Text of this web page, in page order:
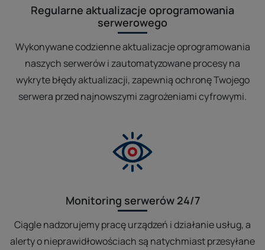
Regularne aktualizacje oprogramowania
serwerowego
Wykonywane codzienne aktualizacje oprogramowania
naszych serwerów i zautomatyzowane procesy na
wykryte błędy aktualizacji, zapewnią ochronę Twojego
serwera przed najnowszymi zagrożeniami cyfrowymi.
Monitoring serwerów 24/7
Ciągle nadzorujemy pracę urządzeń i działanie usług, a
alerty o nieprawidłowościach są natychmiast przesyłane